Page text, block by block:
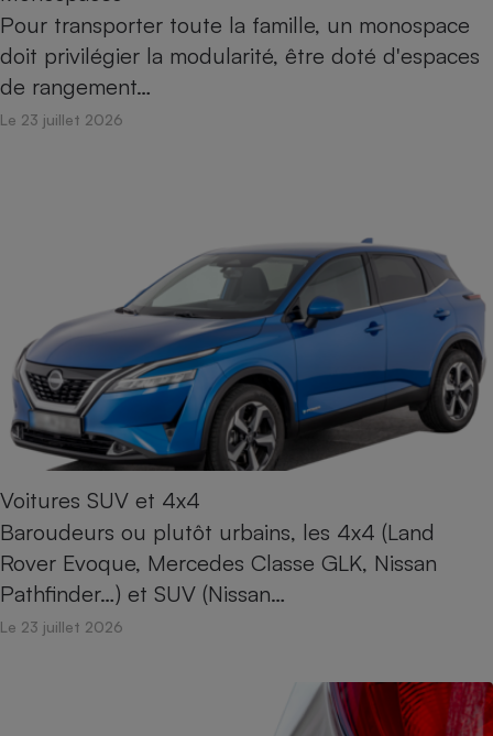
Pour transporter toute la famille, un monospace
doit privilégier la modularité, être doté d'espaces
de rangement…
Le 23 juillet 2026
Voitures SUV et 4x4
Baroudeurs ou plutôt urbains, les 4x4 (Land
Rover Evoque, Mercedes Classe GLK, Nissan
Pathfinder…) et SUV (Nissan…
Le 23 juillet 2026